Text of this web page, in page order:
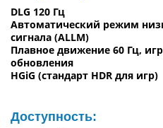
DLG 120 Гц
Автоматический режим
сигнала (ALLM)
Плавное движение 60 Гц,
обновления
HGiG (стандарт HDR для игр)
Доступность: